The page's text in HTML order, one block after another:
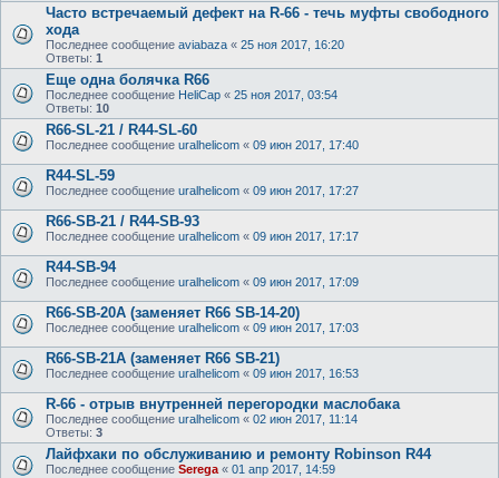
Часто встречаемый дефект на R-66 - течь муфты свободного
хода
Последнее сообщение aviabaza « 25 ноя 2017, 16:20
Ответы: 1
Еще одна болячка R66
Последнее сообщение HeliCap « 25 ноя 2017, 03:54
Ответы: 10
R66-SL-21 / R44-SL-60
Последнее сообщение uralhelicom « 09 июн 2017, 17:40
R44-SL-59
Последнее сообщение uralhelicom « 09 июн 2017, 17:27
R66-SB-21 / R44-SB-93
Последнее сообщение uralhelicom « 09 июн 2017, 17:17
R44-SB-94
Последнее сообщение uralhelicom « 09 июн 2017, 17:09
R66-SB-20A (заменяет R66 SB-14-20)
Последнее сообщение uralhelicom « 09 июн 2017, 17:03
R66-SB-21A (заменяет R66 SB-21)
Последнее сообщение uralhelicom « 09 июн 2017, 16:53
R-66 - отрыв внутренней перегородки маслобака
Последнее сообщение uralhelicom « 02 июн 2017, 11:14
Ответы: 3
Лайфхаки по обслуживанию и ремонту Robinson R44
Последнее сообщение Serega « 01 апр 2017, 14:59